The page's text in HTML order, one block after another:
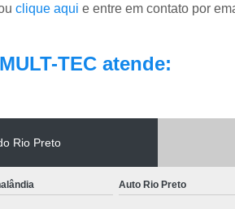
clique aqui e entre em contato por
TEC atende:
Rio Preto
Auto Rio Preto